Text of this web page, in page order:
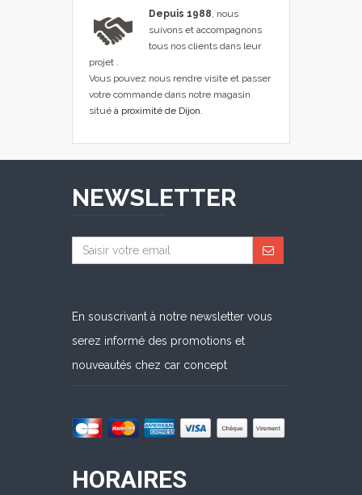
Depuis 1988, nous
suivons et accompagnons
tous nos clients dans leur
projet .
Vous pouvez nous rendre visite et passer
votre commande dans notre magasin
situé à proximité de Dijon.
NEWSLETTER
En souscrivant à notre newsletter vous
serez informé des promotions et
nouveautés chez car concept
HORAIRES